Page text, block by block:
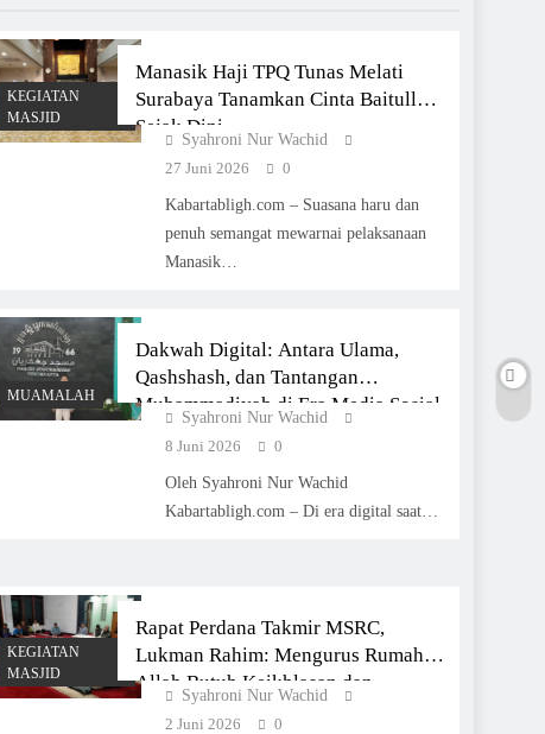
KEGIATAN
MASJID
Manasik Haji TPQ Tunas Melati
Surabaya Tanamkan Cinta Baitullah
Sejak Dini
Syahroni Nur Wachid
27 Juni 2026
0
Kabartabligh.com – Suasana haru dan
penuh semangat mewarnai pelaksanaan
Manasik…
MUAMALAH
Dakwah Digital: Antara Ulama,
Qashshash, dan Tantangan
Muhammadiyah di Era Media Sosial
Syahroni Nur Wachid
8 Juni 2026
0
Oleh Syahroni Nur Wachid
Kabartabligh.com – Di era digital saat…
KEGIATAN
MASJID
Rapat Perdana Takmir MSRC,
Lukman Rahim: Mengurus Rumah
Allah Butuh Keikhlasan dan
Pelayanan Ramah
Syahroni Nur Wachid
2 Juni 2026
0